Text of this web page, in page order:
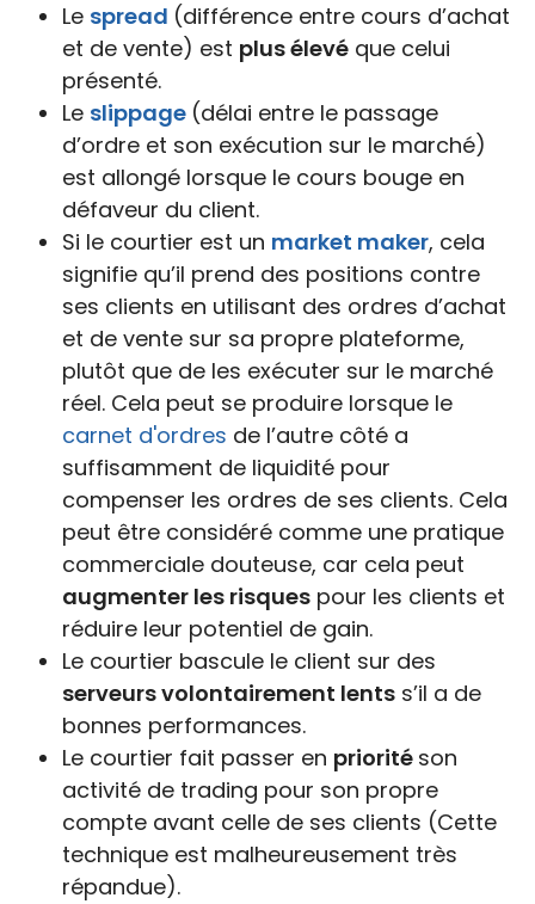
Le spread (différence entre cours d’achat
et de vente) est plus élevé que celui
présenté.
Le slippage (délai entre le passage
d’ordre et son exécution sur le marché)
est allongé lorsque le cours bouge en
défaveur du client.
Si le courtier est un market maker, cela
signifie qu’il prend des positions contre
ses clients en utilisant des ordres d’achat
et de vente sur sa propre plateforme,
plutôt que de les exécuter sur le marché
réel. Cela peut se produire lorsque le
carnet d'ordres de l’autre côté a
suffisamment de liquidité pour
compenser les ordres de ses clients. Cela
peut être considéré comme une pratique
commerciale douteuse, car cela peut
augmenter les risques pour les clients et
réduire leur potentiel de gain.
Le courtier bascule le client sur des
serveurs volontairement lents s’il a de
bonnes performances.
Le courtier fait passer en priorité son
activité de trading pour son propre
compte avant celle de ses clients (Cette
technique est malheureusement très
répandue).